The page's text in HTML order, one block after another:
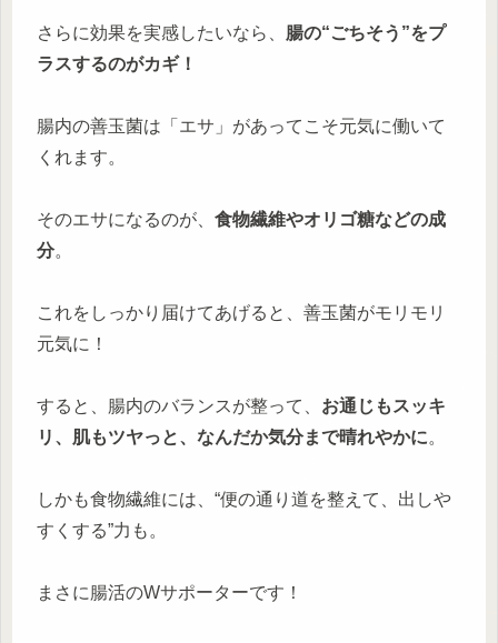
さらに効果を実感したいなら、 腸の“ごちそう”をプ
ラスするのがカギ！
腸内の善玉菌は「エサ」があってこそ元気に働いて
くれます。
そのエサになるのが、 食物繊維やオリゴ糖などの成
分。
これをしっかり届けてあげると、善玉菌がモリモリ
元気に！
すると、腸内のバランスが整って、 お通じもスッキ
リ、肌もツヤっと、なんだか気分まで晴れやかに。
しかも食物繊維には、“便の通り道を整えて、出しや
すくする”力も。
まさに腸活のWサポーターです！